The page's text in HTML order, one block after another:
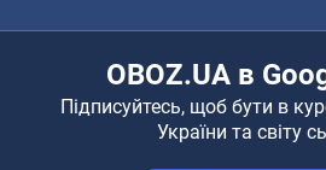
OBOZ.UA в
Підписуйтесь, щоб бути в
України та світу